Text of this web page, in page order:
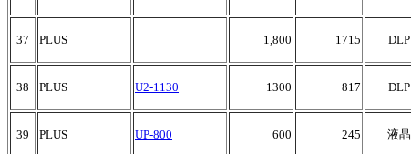
37 PLUS 1,800 1715 DLP
38 PLUS U2-1130 1300 817 DLP
39 PLUS UP-800 600 245 液晶